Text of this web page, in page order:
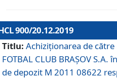
900/20.12.2019
Titlu: Achiziționarea de
FOTBAL CLUB BRAȘOV
de depozit M 2011 08622